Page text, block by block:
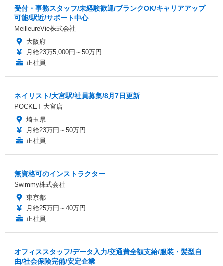
受付・事務スタッフ/未経験歓迎/ブランクOK/キャリアアップ
可能/駅近/サポート中心
MeilleureVie株式会社
大阪府
月給23万5,000円～50万円
正社員
ネイリスト/大宮駅/社員募集/8月7日更新
POCKET 大宮店
埼玉県
月給23万円～50万円
正社員
無資格可のインストラクター
Swimmy株式会社
東京都
月給25万円～40万円
正社員
オフィススタッフ/データ入力/交通費全額支給/服装・髪型自
由/社会保険完備/安定企業